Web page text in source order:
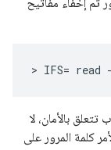
> IFS= read -
بالأمان، لا
كلمة المرور على